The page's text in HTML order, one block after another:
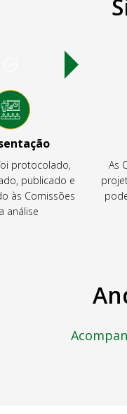
protocolado,
publicado e
às Comissões
análise
As